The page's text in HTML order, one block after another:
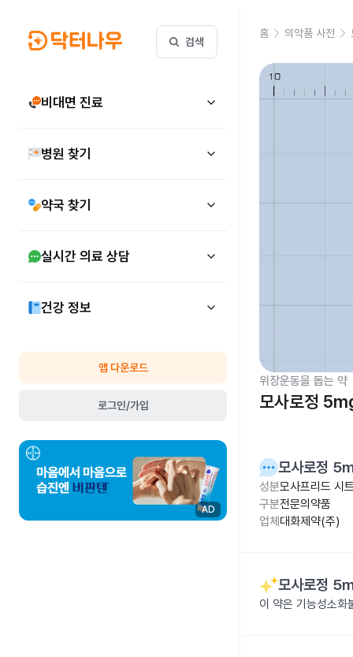
검색
비대면 진료
병원 찾기
약국 찾기
실시간 의료 상담
건강 정보
앱 다운로드
로그인/가입
AD
홈 의약품 사전
위장운동을 돕는 약
모사로정
모사로정
성분모사프리드 시
구분전문의약품
업체 대화제약(주)
모사로정
이 약은 기능성소화